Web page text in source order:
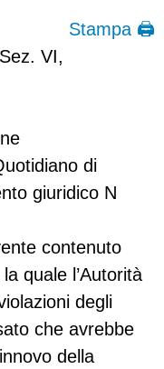
Stampa 🖨
VI,
di
giuridico N
contenuto
quale l’Autorità
degli
che avrebbe
della